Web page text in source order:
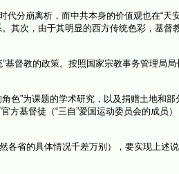
分崩离析，而中共本身的价值观也在“天
其次，由于其明显的西方传统色彩，基督
基督教的政策。按照国家宗教事务管理局
色”为课题的学术研究，以及捐赠土地和部
基督徒（“三自”爱国运动委员会的成员
然各省的具体情况千差万别） ，要实现上述